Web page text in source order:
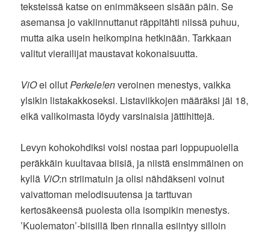
teksteissä katse on enimmäkseen sisään päin. Se
asemansa jo vakiinnuttanut räppitähti niissä puhuu,
mutta aika usein heikompina hetkinään. Tarkkaan
valitut vierailijat maustavat kokonaisuutta.
ViOei ollutPerkele!enveroinen menestys, vaikka
ylsikin listakakkoseksi. Listaviikkojen määräksi jäi 18,
eikä valikoimasta löydy varsinaisia jättihittejä.
Levyn kohokohdiksi voisi nostaa pari loppupuolella
peräkkäin kuultavaa biisiä, ja niistä ensimmäinen on
kyllä ViO:n striimatuin ja olisi nähdäkseni voinut
vaivattoman melodisuutensa ja tarttuvan
kertosäkeensä puolesta olla isompikin menestys.
’Kuolematon’-biisillä Iben rinnalla esiintyy silloin